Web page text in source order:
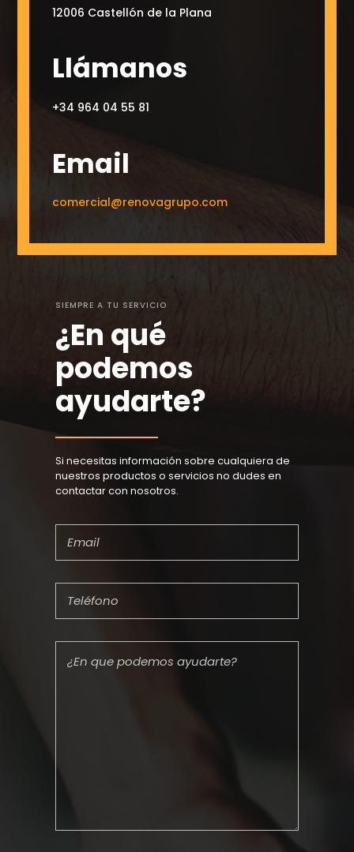
SIEMPRE A TU SERVICIO
¿En qué
podemos
ayudarte?
Si necesitas información sobre cualquiera de
nuestros productos o servicios no dudes en
contactar con nosotros.
12006 Castellón de la Plana
Llámanos
+34 964 04 55 81
Email
comercial@renovagrupo.com